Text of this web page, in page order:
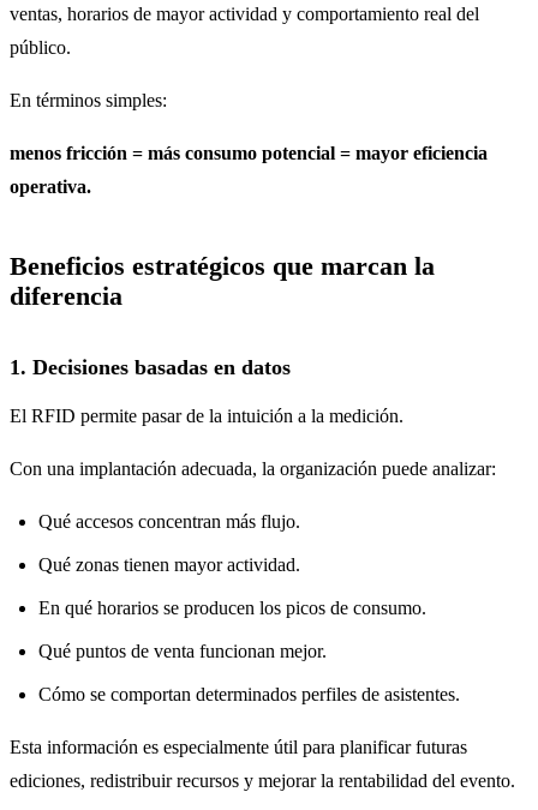
ventas, horarios de mayor actividad y comportamiento real del
público.
En términos simples:
menos fricción = más consumo potencial = mayor eficiencia
operativa.
Beneficios estratégicos que marcan la
diferencia
1. Decisiones basadas en datos
El RFID permite pasar de la intuición a la medición.
Con una implantación adecuada, la organización puede analizar:
Qué accesos concentran más flujo.
Qué zonas tienen mayor actividad.
En qué horarios se producen los picos de consumo.
Qué puntos de venta funcionan mejor.
Cómo se comportan determinados perfiles de asistentes.
Esta información es especialmente útil para planificar futuras
ediciones, redistribuir recursos y mejorar la rentabilidad del evento.